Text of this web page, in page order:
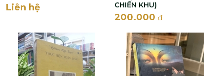
Liên hệ
CHIẾN KHU)
200.000 đ